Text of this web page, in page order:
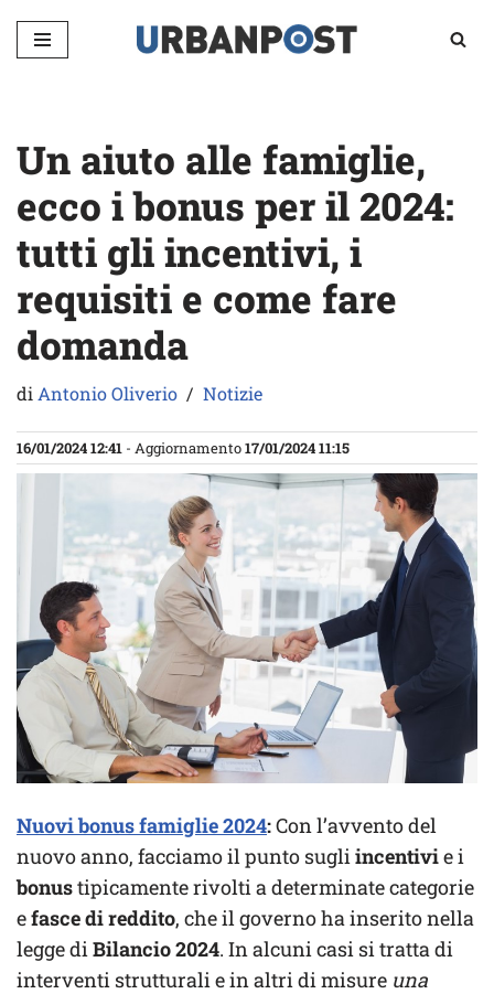
Vai
Un aiuto alle famiglie,
ecco i bonus per il 2024:
tutti gli incentivi, i
requisiti e come fare
domanda
diAntonio Oliverio Notizie
16/01/2024 12:41 - Aggiornamento17/01/2024 11:15
Nuovi bonus famiglie 2024:Con l’avvento del
nuovo anno, facciamo il punto sugliincentivie i
bonustipicamente rivolti a determinate categorie
efasce di reddito, che il governo ha inserito nella
legge diBilancio 2024. In alcuni casi si tratta di
interventi strutturali e in altri di misure una